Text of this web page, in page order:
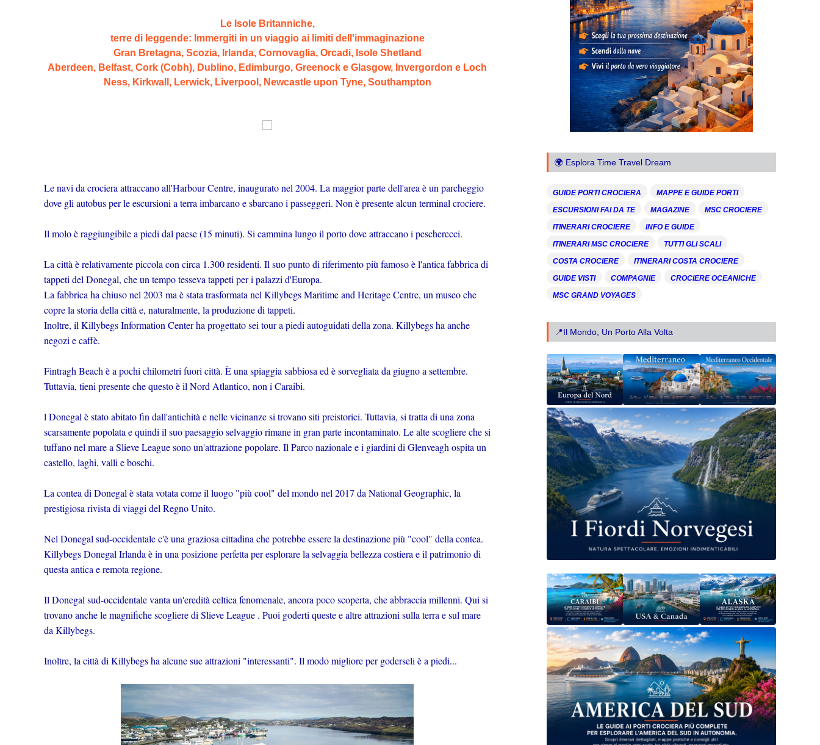
Le Isole Britanniche,
terre di leggende: Immergiti in un viaggio ai limiti dell'immaginazione
Gran Bretagna, Scozia, Irlanda, Cornovaglia, Orcadi, Isole Shetland
Aberdeen, Belfast, Cork (Cobh), Dublino, Edimburgo, Greenock e Glasgow, Invergordon e Loch
Ness, Kirkwall, Lerwick, Liverpool, Newcastle upon Tyne, Southampton
Le navi da crociera attraccano all'Harbour Centre, inaugurato nel 2004. La maggior parte dell'area è un parcheggio
dove gli autobus per le escursioni a terra imbarcano e sbarcano i passeggeri. Non è presente alcun terminal crociere.
Il molo è raggiungibile a piedi dal paese (15 minuti). Si cammina lungo il porto dove attraccano i pescherecci.
La città è relativamente piccola con circa 1.300 residenti. Il suo punto di riferimento più famoso è l'antica fabbrica di
tappeti del Donegal, che un tempo tesseva tappeti per i palazzi d'Europa.
La fabbrica ha chiuso nel 2003 ma è stata trasformata nel Killybegs Maritime and Heritage Centre, un museo che
copre la storia della città e, naturalmente, la produzione di tappeti.
Inoltre, il Killybegs Information Center ha progettato sei tour a piedi autoguidati della zona. Killybegs ha anche
negozi e caffè.
Fintragh Beach è a pochi chilometri fuori città. È una spiaggia sabbiosa ed è sorvegliata da giugno a settembre.
Tuttavia, tieni presente che questo è il Nord Atlantico, non i Caraibi.
l Donegal è stato abitato fin dall'antichità e nelle vicinanze si trovano siti preistorici. Tuttavia, si tratta di una zona
scarsamente popolata e quindi il suo paesaggio selvaggio rimane in gran parte incontaminato. Le alte scogliere che si
tuffano nel mare a Slieve League sono un'attrazione popolare. Il Parco nazionale e i giardini di Glenveagh ospita un
castello, laghi, valli e boschi.
La contea di Donegal è stata votata come il luogo "più cool" del mondo nel 2017 da National Geographic, la
prestigiosa rivista di viaggi del Regno Unito.
Nel Donegal sud-occidentale c'è una graziosa cittadina che potrebbe essere la destinazione più "cool" della contea.
Killybegs Donegal Irlanda è in una posizione perfetta per esplorare la selvaggia bellezza costiera e il patrimonio di
questa antica e remota regione.
Il Donegal sud-occidentale vanta un'eredità celtica fenomenale, ancora poco scoperta, che abbraccia millenni. Qui si
trovano anche le magnifiche scogliere di Slieve League . Puoi goderti queste e altre attrazioni sulla terra e sul mare
da Killybegs.
Inoltre, la città di Killybegs ha alcune sue attrazioni "interessanti". Il modo migliore per goderseli è a piedi...
🌍 Esplora Time Travel Dream
GUIDE PORTI CROCIERA
MAPPE E GUIDE PORTI
ESCURSIONI FAI DA TE
MAGAZINE
MSC CROCIERE
ITINERARI CROCIERE
INFO E GUIDE
ITINERARI MSC CROCIERE
TUTTI GLI SCALI
COSTA CROCIERE
ITINERARI COSTA CROCIERE
GUIDE VISTI
COMPAGNIE
CROCIERE OCEANICHE
MSC GRAND VOYAGES
📍Il Mondo, Un Porto Alla Volta